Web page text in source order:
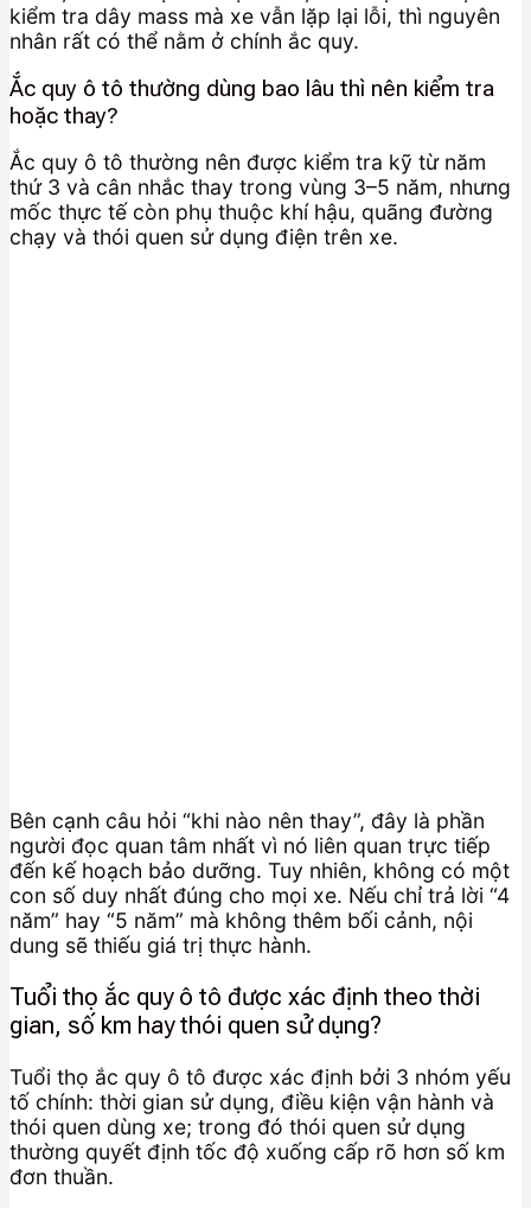
kiểm tra dây mass mà xe vẫn lặp lại lỗi, thì nguyên
nhân rất có thể nằm ở chính ắc quy.
Ắc quy ô tô thường dùng bao lâu thì nên kiểm tra
hoặc thay?
Ắc quy ô tô thường nên được kiểm tra kỹ từ năm
thứ 3 và cân nhắc thay trong vùng 3–5 năm, nhưng
mốc thực tế còn phụ thuộc khí hậu, quãng đường
chạy và thói quen sử dụng điện trên xe.
Bên cạnh câu hỏi “khi nào nên thay”, đây là phần
người đọc quan tâm nhất vì nó liên quan trực tiếp
đến kế hoạch bảo dưỡng. Tuy nhiên, không có một
con số duy nhất đúng cho mọi xe. Nếu chỉ trả lời “4
năm” hay “5 năm” mà không thêm bối cảnh, nội
dung sẽ thiếu giá trị thực hành.
Tuổi thọ ắc quy ô tô được xác định theo thời
gian, số km hay thói quen sử dụng?
Tuổi thọ ắc quy ô tô được xác định bởi 3 nhóm yếu
tố chính: thời gian sử dụng, điều kiện vận hành và
thói quen dùng xe; trong đó thói quen sử dụng
thường quyết định tốc độ xuống cấp rõ hơn số km
đơn thuần.